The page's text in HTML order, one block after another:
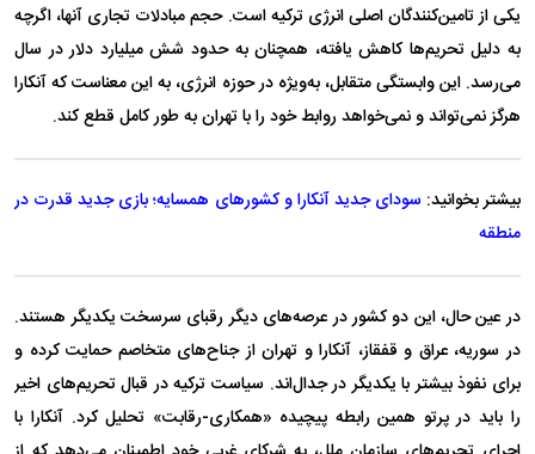
یکی از تامین‌کنندگان اصلی انرژی ترکیه است. حجم مبادلات تجاری آنها، اگرچه
به دلیل تحریم‌ها کاهش یافته، همچنان به حدود شش میلیارد دلار در سال
می‌رسد. این وابستگی متقابل، به‌ویژه در حوزه انرژی، به این معناست که آنکارا
هرگز نمی‌تواند و نمی‌خواهد روابط خود را با تهران به طور کامل قطع کند.
بیشتر بخوانید:سودای جدید آنکارا و کشور‌های همسایه؛ بازی جدید قدرت در
منطقه
در عین حال، این دو کشور در عرصه‌های دیگر رقبای سرسخت یکدیگر هستند.
در سوریه، عراق و قفقاز، آنکارا و تهران از جناح‌های متخاصم حمایت کرده و
برای نفوذ بیشتر با یکدیگر در جدال‌اند. سیاست ترکیه در قبال تحریم‌های اخیر
را باید در پرتو همین رابطه پیچیده «همکاری-رقابت» تحلیل کرد. آنکارا با